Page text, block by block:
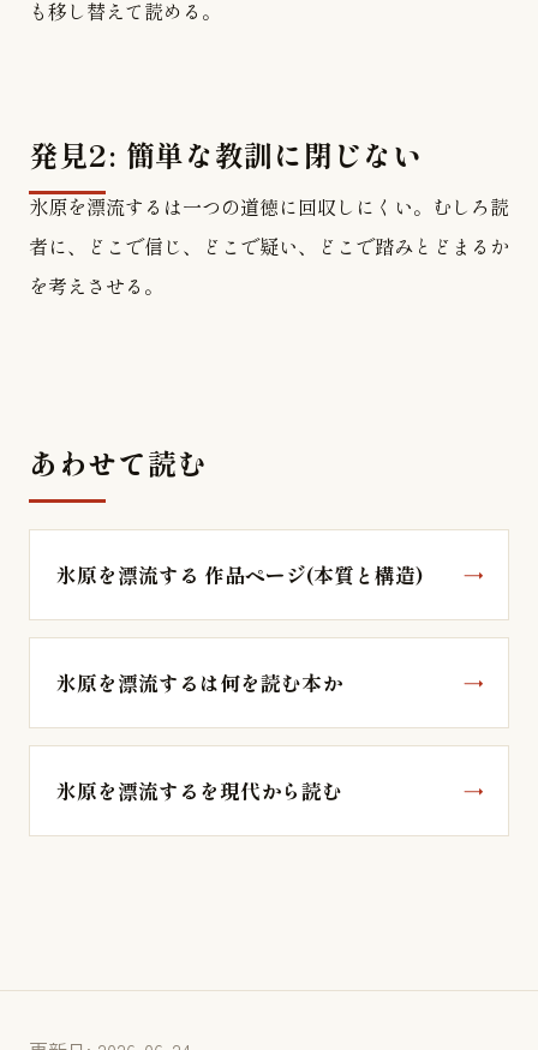
も移し替えて読める。
発見2: 簡単な教訓に閉じない
氷原を漂流するは一つの道徳に回収しにくい。むしろ読
者に、どこで信じ、どこで疑い、どこで踏みとどまるか
を考えさせる。
あわせて読む
氷原を漂流する 作品ページ(本質と構造)
氷原を漂流するは何を読む本か
氷原を漂流するを現代から読む